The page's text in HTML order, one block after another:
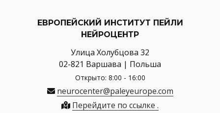
ЕВРОПЕЙСКИЙ ИНСТИТУТ ПЕЙЛИ
НЕЙРОЦЕНТР
Улица Холубцова 32
02-821 Варшава | Польша
Открыто: 8:00 - 16:00
neurocenter@paleyeurope.com
Перейдите по ссылке .